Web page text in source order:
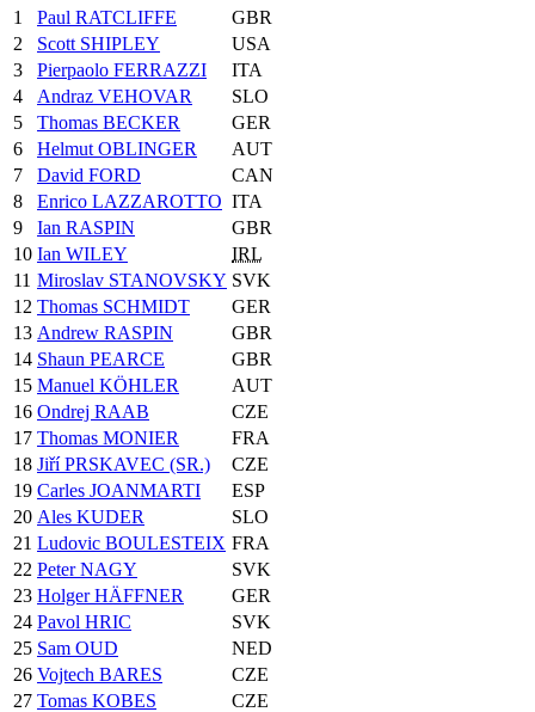
1 Paul RATCLIFFE
GBR
2
Scott SHIPLEY
USA
3
Pierpaolo FERRAZZI
ITA
4
Andraz VEHOVAR
SLO
5
Thomas BECKER
GER
6
Helmut OBLINGER
AUT
7
David FORD
CAN
8
Enrico LAZZAROTTO ITA
9
Ian RASPIN
GBR
10 Ian WILEY
IRL
11 Miroslav STANOVSKY SVK
12 Thomas SCHMIDT
GER
13 Andrew RASPIN
GBR
14 Shaun PEARCE
GBR
15 Manuel KÖHLER
AUT
16 Ondrej RAAB
CZE
17 Thomas MONIER
FRA
18 Jiří PRSKAVEC (SR.)
CZE
19 Carles JOANMARTI
ESP
20 Ales KUDER
SLO
21 Ludovic BOULESTEIX FRA
22 Peter NAGY
SVK
23 Holger HÄFFNER
GER
24 Pavol HRIC
SVK
25 Sam OUD
NED
26 Vojtech BARES
CZE
27 Tomas KOBES
CZE